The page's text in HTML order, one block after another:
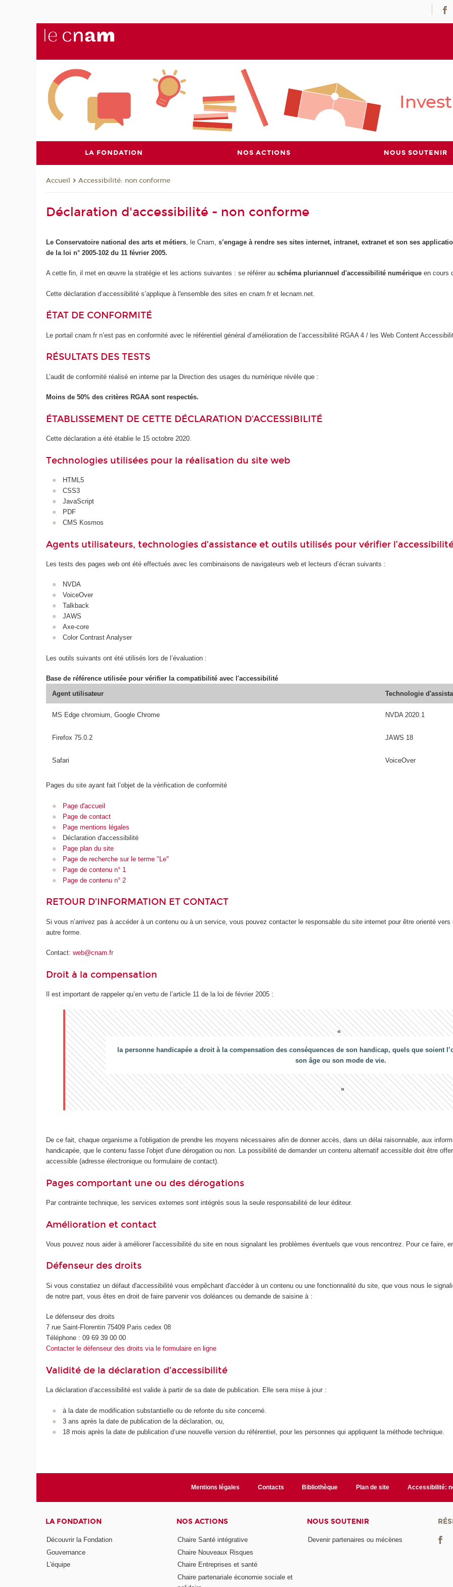
LA FONDATION NOS ACTIONS NOUS SOUTENIR
Accueil Accessibilité: non conforme
Déclaration d'accessibilité - non conforme
Le Conservatoire national des arts et métiers , le Cnam,s’engage à rendre ses sites internet, intranet, extranet et son ses
de la loi n° 2005-102 du 11 février 2005.
A cette fin, il met en œuvre la stratégie et les actions suivantes : se référer auschéma pluriannuel d'accessibilité numérique en cours
Cette déclaration d’accessibilité s’applique à l'ensemble des sites en cnam.fr et lecnam.net.
ÉTAT DE CONFORMITÉ
Le portail cnam.fr n’est pas en conformité avec le référentiel général d’amélioration de l’accessibilité RGAA 4 / les Web Content
RÉSULTATS DES TESTS
L’audit de conformité réalisé en interne par la Direction des usages du numérique révèle que :
Moins de 50% des critères RGAA sont respectés.
ÉTABLISSEMENT DE CETTE DÉCLARATION D’ACCESSIBILITÉ
Cette déclaration a été établie le 15 octobre 2020.
Technologies utilisées pour la réalisation du site web
HTML5
CSS3
JavaScript
PDF
CMS Kosmos
Agents utilisateurs, technologies d’assistance et outils utilisés pour vérifier
Les tests des pages web ont été effectués avec les combinaisons de navigateurs web et lecteurs d’écran suivants :
NVDA
VoiceOver
Talkback
JAWS
Axe-core
Color Contrast Analyser
Les outils suivants ont été utilisés lors de l’évaluation :
Base de référence utilisée pour vérifier la compatibilité avec l'accessibilité
Agent utilisateur
Technologie
MS Edge chromium, Google Chrome NVDA 2020.1
Firefox 75.0.2 JAWS 18
Safari VoiceOver
Pages du site ayant fait l’objet de la vérification de conformité
Page d'accueil
Page de contact
Page mentions légales
Déclaration d'accessibilité
Page plan du site
Page de recherche sur le terme "Le"
Page de contenu n° 1
Page de contenu n° 2
RETOUR D’INFORMATION ET CONTACT
Si vous n’arrivez pas à accéder à un contenu ou à un service, vous pouvez contacter le responsable du site internet pour être orienté
autre forme.
Contact:web@cnam.fr
Droit à la compensation
Il est important de rappeler qu’en vertu de l’article 11 de la loi de février 2005 :
la personne handicapée a droit à la compensation des conséquences de son handicap, quels que soient
son âge ou son mode de vie.
De ce fait, chaque organisme a l'obligation de prendre les moyens nécessaires afin de donner accès, dans un délai raisonnable, aux
handicapée, que le contenu fasse l'objet d'une dérogation ou non. La possibilité de demander un contenu alternatif accessible doit être
accessible (adresse électronique ou formulaire de contact).
Pages comportant une ou des dérogations
Par contrainte technique, les services externes sont intégrés sous la seule responsabilité de leur éditeur.
Amélioration et contact
Vous pouvez nous aider à améliorer l'accessibilité du site en nous signalant les problèmes éventuels que vous rencontrez. Pour ce faire,
Défenseur des droits
Si vous constatiez un défaut d'accessibilité vous empêchant d'accéder à un contenu ou une fonctionnalité du site, que vous nous le
de notre part, vous êtes en droit de faire parvenir vos doléances ou demande de saisine à :
Le défenseur des droits
7 rue Saint-Florentin 75409 Paris cedex 08
Téléphone : 09 69 39 00 00
Contacter le défenseur des droits via le formulaire en ligne
Validité de la déclaration d’accessibilité
La déclaration d’accessibilité est valide à partir de sa date de publication. Elle sera mise à jour :
à la date de modification substantielle ou de refonte du site concerné.
3 ans après la date de publication de la déclaration, ou,
18 mois après la date de publication d’une nouvelle version du référentiel, pour les personnes qui appliquent la méthode technique.
Mentions légales Contacts Bibliothèque Plan de site Accessibilité:
LA FONDATION
Découvrir la Fondation
Gouvernance
L'équipe
NOS ACTIONS
Chaire Santé intégrative
Chaire Nouveaux Risques
Chaire Entreprises et santé
Chaire partenariale économie sociale et
NOUS SOUTENIR
Devenir partenaires ou mécènes